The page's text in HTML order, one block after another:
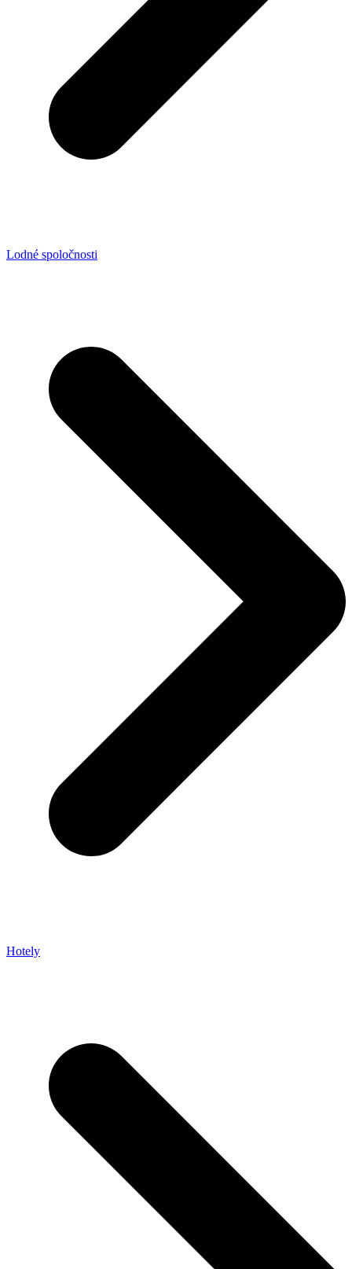
Lodné spoločnosti
Hotely